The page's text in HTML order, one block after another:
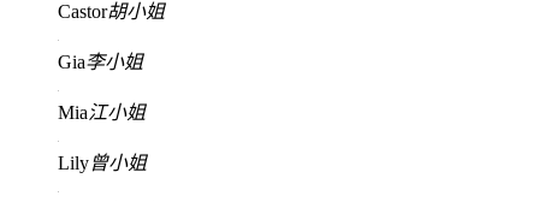
Castor胡小姐
Gia李小姐
Mia江小姐
Lily曾小姐